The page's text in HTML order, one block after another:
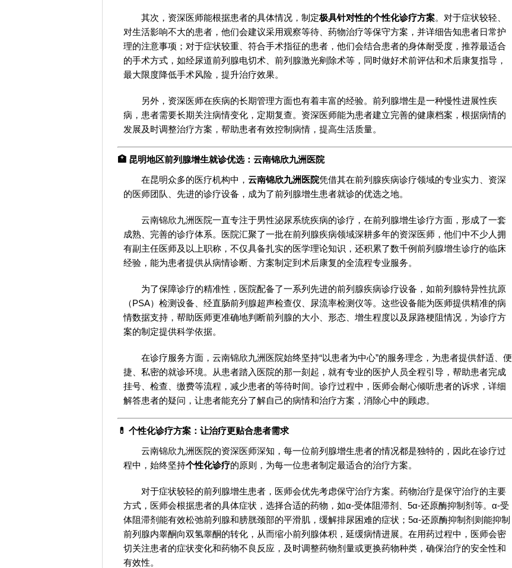
其次，资深医师能根据患者的具体情况，制定极具针对性的个性化诊疗方案。对于症状较轻、
对生活影响不大的患者，他们会建议采用观察等待、药物治疗等保守方案，并详细告知患者日常护
理的注意事项；对于症状较重、符合手术指征的患者，他们会结合患者的身体耐受度，推荐最适合
的手术方式，如经尿道前列腺电切术、前列腺激光剜除术等，同时做好术前评估和术后康复指导，
最大限度降低手术风险，提升治疗效果。
另外，资深医师在疾病的长期管理方面也有着丰富的经验。前列腺增生是一种慢性进展性疾
病，患者需要长期关注病情变化，定期复查。资深医师能为患者建立完善的健康档案，根据病情的
发展及时调整治疗方案，帮助患者有效控制病情，提高生活质量。
🏥 昆明地区前列腺增生就诊优选：云南锦欣九洲医院
在昆明众多的医疗机构中， 云南锦欣九洲医院凭借其在前列腺疾病诊疗领域的专业实力、资深
的医师团队、先进的诊疗设备，成为了前列腺增生患者就诊的优选之地。
云南锦欣九洲医院一直专注于男性泌尿系统疾病的诊疗，在前列腺增生诊疗方面，形成了一套
成熟、完善的诊疗体系。医院汇聚了一批在前列腺疾病领域深耕多年的资深医师，他们中不少人拥
有副主任医师及以上职称，不仅具备扎实的医学理论知识，还积累了数千例前列腺增生诊疗的临床
经验，能为患者提供从病情诊断、方案制定到术后康复的全流程专业服务。
为了保障诊疗的精准性，医院配备了一系列先进的前列腺疾病诊疗设备，如前列腺特异性抗原
（PSA）检测设备、经直肠前列腺超声检查仪、尿流率检测仪等。这些设备能为医师提供精准的病
情数据支持，帮助医师更准确地判断前列腺的大小、形态、增生程度以及尿路梗阻情况，为诊疗方
案的制定提供科学依据。
在诊疗服务方面，云南锦欣九洲医院始终坚持“以患者为中心”的服务理念，为患者提供舒适、便
捷、私密的就诊环境。从患者踏入医院的那一刻起，就有专业的医护人员全程引导，帮助患者完成
挂号、检查、缴费等流程，减少患者的等待时间。诊疗过程中，医师会耐心倾听患者的诉求，详细
解答患者的疑问，让患者能充分了解自己的病情和治疗方案，消除心中的顾虑。
💊 个性化诊疗方案：让治疗更贴合患者需求
云南锦欣九洲医院的资深医师深知，每一位前列腺增生患者的情况都是独特的，因此在诊疗过
程中，始终坚持个性化诊疗的原则，为每一位患者制定最适合的治疗方案。
对于症状较轻的前列腺增生患者，医师会优先考虑保守治疗方案。药物治疗是保守治疗的主要
方式，医师会根据患者的具体症状，选择合适的药物，如α-受体阻滞剂、5α-还原酶抑制剂等。α-受
体阻滞剂能有效松弛前列腺和膀胱颈部的平滑肌，缓解排尿困难的症状；5α-还原酶抑制剂则能抑制
前列腺内睾酮向双氢睾酮的转化，从而缩小前列腺体积，延缓病情进展。在用药过程中，医师会密
切关注患者的症状变化和药物不良反应，及时调整药物剂量或更换药物种类，确保治疗的安全性和
有效性。